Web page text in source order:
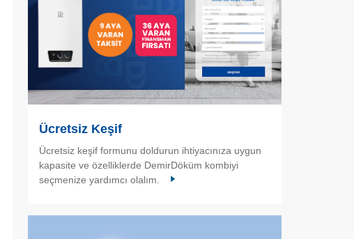
Ücretsiz Keşif
Ücretsiz keşif formunu doldurun ihtiyacınıza uygun
kapasite ve özelliklerde DemirDöküm kombiyi
seçmenize yardımcı olalım.